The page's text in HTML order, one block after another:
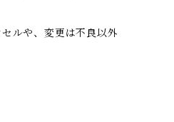
ルや、変更は不良以外